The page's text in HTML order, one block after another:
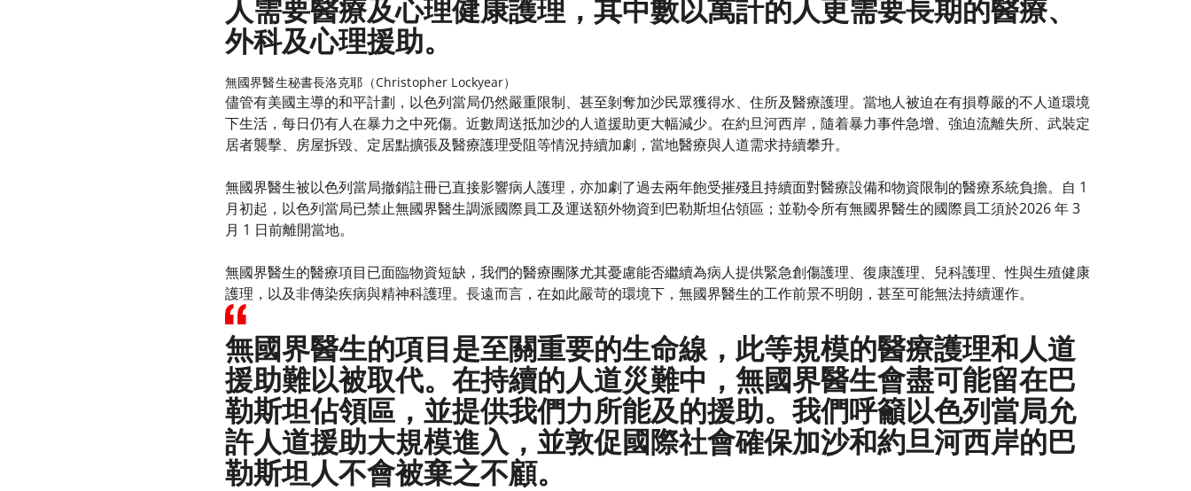
人需要醫療及心理健康護理，其中數以萬計的人更需要長期的醫療、
外科及心理援助。
無國界醫生秘書長洛克耶（Christopher Lockyear）
儘管有美國主導的和平計劃，以色列當局仍然嚴重限制、甚至剝奪加沙民眾獲得水、住所及醫療護理。當地人被迫在有損尊嚴的不人道環境
下生活，每日仍有人在暴力之中死傷。近數周送抵加沙的人道援助更大幅減少。在約旦河西岸，隨着暴力事件急增、強迫流離失所、武裝定
居者襲擊、房屋拆毀、定居點擴張及醫療護理受阻等情況持續加劇，當地醫療與人道需求持續攀升。
無國界醫生被以色列當局撤銷註冊已直接影響病人護理，亦加劇了過去兩年飽受摧殘且持續面對醫療設備和物資限制的醫療系統負擔。自 1
月初起，以色列當局已禁止無國界醫生調派國際員工及運送額外物資到巴勒斯坦佔領區；並勒令所有無國界醫生的國際員工須於2026 年 3
月 1 日前離開當地。
無國界醫生的醫療項目已面臨物資短缺，我們的醫療團隊尤其憂慮能否繼續為病人提供緊急創傷護理、復康護理、兒科護理、性與生殖健康
護理，以及非傳染疾病與精神科護理。長遠而言，在如此嚴苛的環境下，無國界醫生的工作前景不明朗，甚至可能無法持續運作。
無國界醫生的項目是至關重要的生命線，此等規模的醫療護理和人道
援助難以被取代。在持續的人道災難中，無國界醫生會盡可能留在巴
勒斯坦佔領區，並提供我們力所能及的援助。我們呼籲以色列當局允
許人道援助大規模進入，並敦促國際社會確保加沙和約旦河西岸的巴
勒斯坦人不會被棄之不顧。